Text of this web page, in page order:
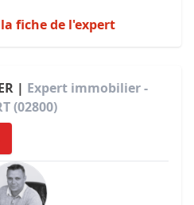
fiche de l'expert
| Expert immobilier -
(02800)